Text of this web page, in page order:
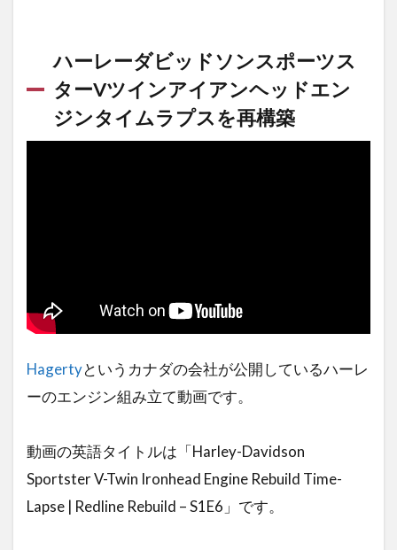
ハーレーダビッドソンスポーツス
ターVツインアイアンヘッドエン
ジンタイムラプスを再構築
Hagertyというカナダの会社が公開しているハーレ
ーのエンジン組み立て動画です。
動画の英語タイトルは「Harley-Davidson
Sportster V-Twin Ironhead Engine Rebuild Time-
Lapse | Redline Rebuild – S1E6」です。